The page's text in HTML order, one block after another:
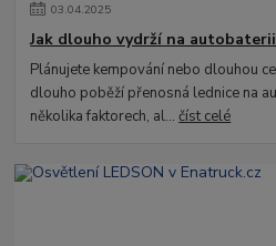
03.04.2025
Jak dlouho vydrží na
Plánujete kempování nebo dlouhou
dlouho poběží přenosná lednice na
několika faktorech, al...číst celé